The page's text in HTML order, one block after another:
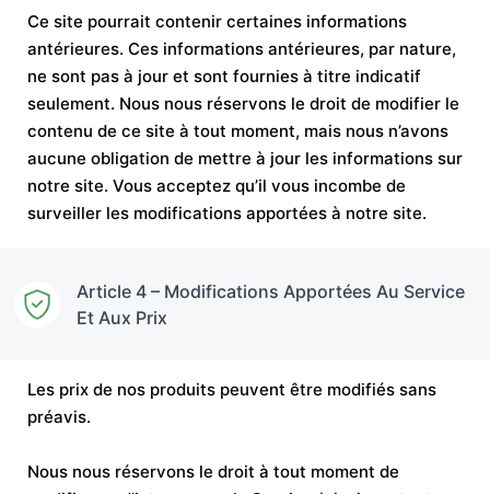
Ce site pourrait contenir certaines informations
antérieures. Ces informations antérieures, par nature,
ne sont pas à jour et sont fournies à titre indicatif
seulement. Nous nous réservons le droit de modifier le
contenu de ce site à tout moment, mais nous n’avons
aucune obligation de mettre à jour les informations sur
notre site. Vous acceptez qu’il vous incombe de
surveiller les modifications apportées à notre site.
Article 4 – Modifications Apportées Au Service
Et Aux Prix
Les prix de nos produits peuvent être modifiés sans
préavis.
Nous nous réservons le droit à tout moment de